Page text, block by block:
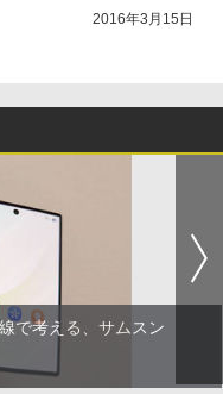
2016年3月15日
で考える、サムスン